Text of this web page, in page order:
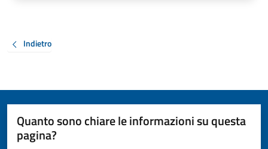
Indietro
Quanto sono chiare le informazioni su questa
pagina?